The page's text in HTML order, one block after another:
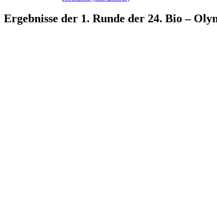
Ergebnisse der 1. Runde der 24. Bio –